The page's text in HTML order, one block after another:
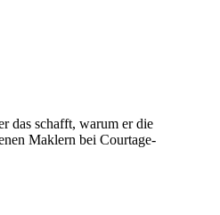
das schafft, warum er die
Maklern bei Courtage-